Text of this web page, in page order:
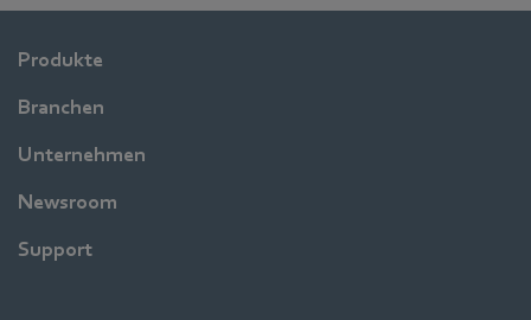
Produkte
Branchen
Unternehmen
Newsroom
Support